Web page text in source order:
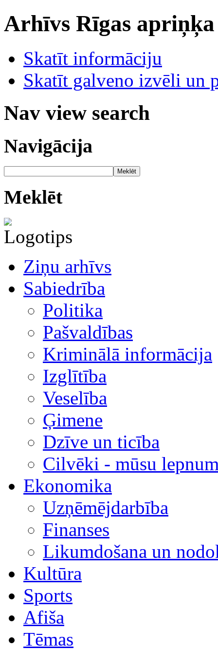
Arhīvs Rīgas
Skatīt informāciju
Skatīt galveno izvēli un
Nav view search
Navigācija
Meklēt
Meklēt
Ziņu arhīvs
Sabiedrība
Politika
Pašvaldības
Kriminālā informācija
Izglītība
Veselība
Ģimene
Dzīve un ticība
Cilvēki - mūsu
Ekonomika
Uzņēmējdarbība
Finanses
Likumdošana un
Kultūra
Sports
Afiša
Tēmas